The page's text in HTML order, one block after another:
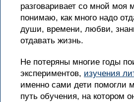
разговаривает со мной моя
понимаю, как много надо
души, времени, любви,
отдавать жизнь.
Не потеряны многие годы
экспериментов, изучения
именно сами дети помогли
путь обучения, на котором